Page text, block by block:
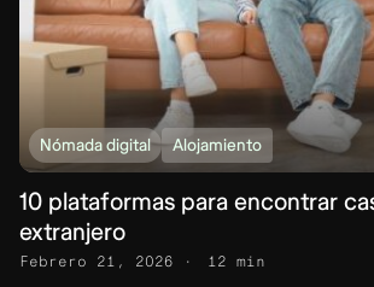
Nómada digital Alojamiento
10 plataformas para encontrar
extranjero
Febrero 21, 2026 12 min